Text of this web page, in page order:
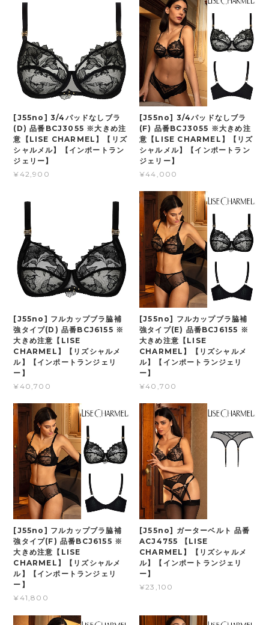
[J55no] 3/4パッドなしブラ
(D) 品番BCJ3055 ※大きめ注
意【LISE CHARMEL】【リズ
シャルメル】【インポートラン
ジェリー】
¥42,900
[J55no] 3/4パッドなしブラ
(F) 品番BCJ3055 ※大きめ注
意【LISE CHARMEL】【リズ
シャルメル】【インポートラン
ジェリー】
¥44,000
[J55no] フルカップブラ脇補
強タイプ(D) 品番BCJ6155 ※
大きめ注意【LISE
CHARMEL】【リズシャルメ
ル】【インポートランジェリ
ー】
¥40,700
[J55no] フルカップブラ脇補
強タイプ(E) 品番BCJ6155 ※
大きめ注意【LISE
CHARMEL】【リズシャルメ
ル】【インポートランジェリ
ー】
¥40,700
[J55no] フルカップブラ脇補
強タイプ(F) 品番BCJ6155 ※
大きめ注意【LISE
CHARMEL】【リズシャルメ
ル】【インポートランジェリ
ー】
¥41,800
[J55no] ガーターベルト 品番
ACJ4755 【LISE
CHARMEL】【リズシャルメ
ル】【インポートランジェリ
ー】
¥23,100